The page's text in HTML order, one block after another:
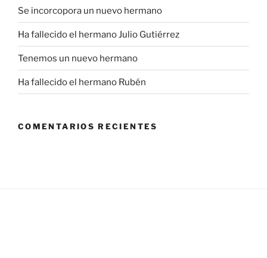
Se incorcopora un nuevo hermano
Ha fallecido el hermano Julio Gutiérrez
Tenemos un nuevo hermano
Ha fallecido el hermano Rubén
COMENTARIOS RECIENTES